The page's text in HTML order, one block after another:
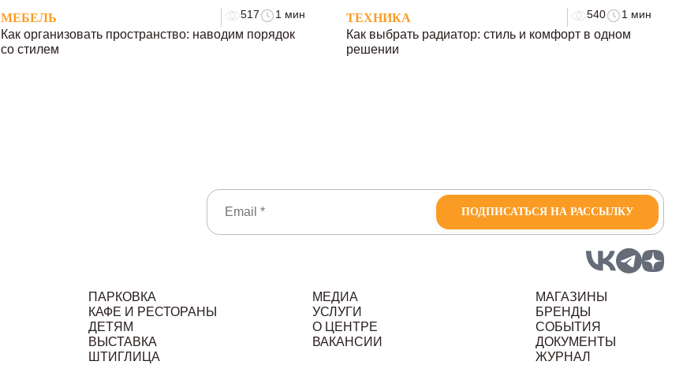
МЕБЕЛЬ 517 1 мин
Как организовать пространство: наводим порядок
со стилем
ТЕХНИКА 540 1 мин
Как выбрать радиатор: стиль и комфорт в одном
решении
ПОДПИСАТЬСЯ НА РАССЫЛКУ
ПАРКОВКА
КАФЕ И РЕСТОРАНЫ
ДЕТЯМ
ВЫСТАВКА
ШТИГЛИЦА
МЕДИА
УСЛУГИ
О ЦЕНТРЕ
ВАКАНСИИ
МАГАЗИНЫ
БРЕНДЫ
СОБЫТИЯ
ДОКУМЕНТЫ
ЖУРНАЛ